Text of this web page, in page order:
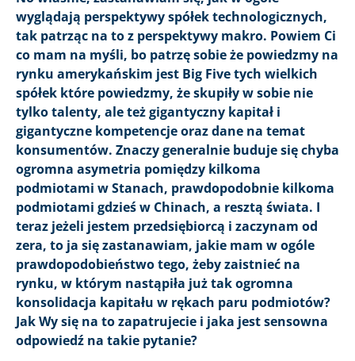
wyglądają perspektywy spółek technologicznych,
tak patrząc na to z perspektywy makro. Powiem Ci
co mam na myśli, bo patrzę sobie że powiedzmy na
rynku amerykańskim jest Big Five tych wielkich
spółek które powiedzmy, że skupiły w sobie nie
tylko talenty, ale też gigantyczny kapitał i
gigantyczne kompetencje oraz dane na temat
konsumentów. Znaczy generalnie buduje się chyba
ogromna asymetria pomiędzy kilkoma
podmiotami w Stanach, prawdopodobnie kilkoma
podmiotami gdzieś w Chinach, a resztą świata. I
teraz jeżeli jestem przedsiębiorcą i zaczynam od
zera, to ja się zastanawiam, jakie mam w ogóle
prawdopodobieństwo tego, żeby zaistnieć na
rynku, w którym nastąpiła już tak ogromna
konsolidacja kapitału w rękach paru podmiotów?
Jak Wy się na to zapatrujecie i jaka jest sensowna
odpowiedź na takie pytanie?